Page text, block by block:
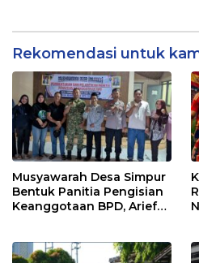
Rekomendasi untuk
Musyawarah Desa Simpur
Bentuk Panitia Pengisian
Keanggotaan BPD, Arief